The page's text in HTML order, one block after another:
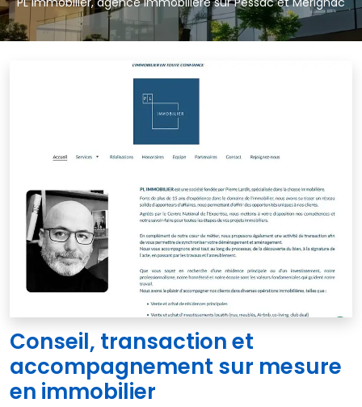
Conseil, transaction et
accompagnement sur mesure
en immobilier